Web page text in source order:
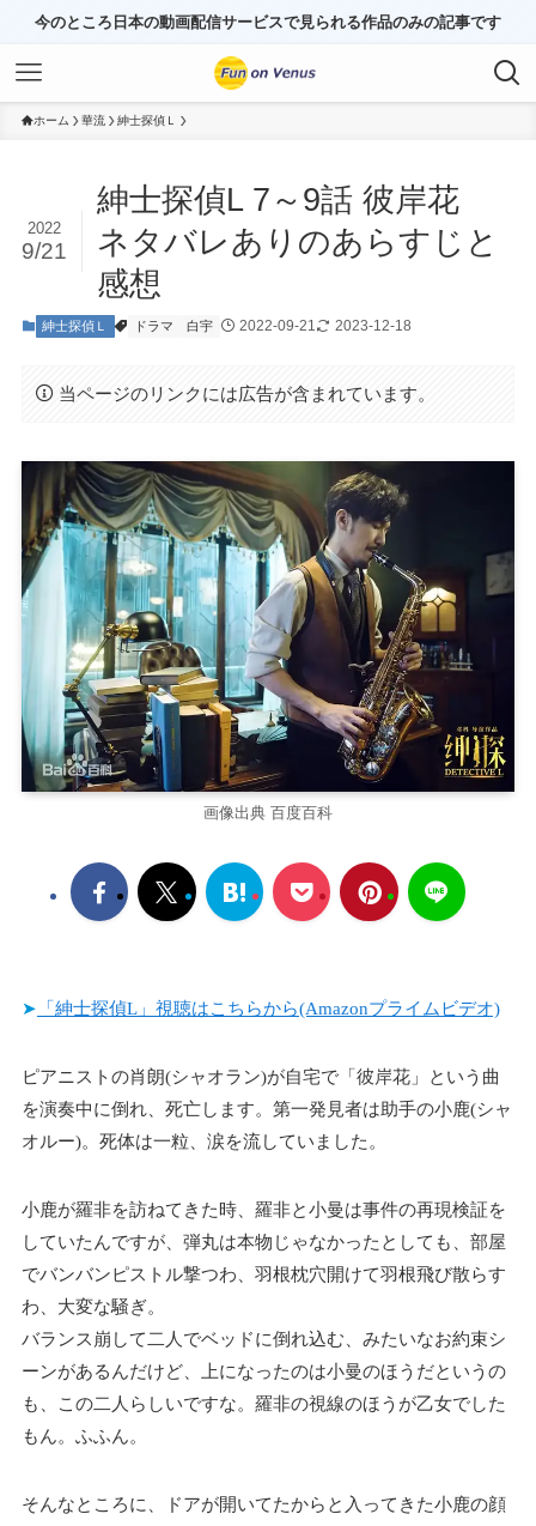
今のところ日本の動画配信サービスで見られる作品のみの記事です
ホーム 華流 紳士探偵Ｌ
紳士探偵L 7～9話 彼岸花
ネタバレありのあらすじと
感想
2022
9/21
紳士探偵Ｌ ドラマ 白宇 2022-09-21 2023-12-18
当ページのリンクには広告が含まれています。
画像出典 百度百科
➤ 「紳士探偵L」視聴はこちらから(Amazonプライムビデオ)
ピアニストの肖朗(シャオラン)が自宅で「彼岸花」という曲
を演奏中に倒れ、死亡します。第一発見者は助手の小鹿(シャ
オルー)。死体は一粒、涙を流していました。
小鹿が羅非を訪ねてきた時、羅非と小曼は事件の再現検証を
していたんですが、弾丸は本物じゃなかったとしても、部屋
でバンバンピストル撃つわ、羽根枕穴開けて羽根飛び散らす
わ、大変な騒ぎ。
バランス崩して二人でベッドに倒れ込む、みたいなお約束シ
ーンがあるんだけど、上になったのは小曼のほうだというの
も、この二人らしいですな。羅非の視線のほうが乙女でした
もん。ふふん。
そんなところに、ドアが開いてたからと入ってきた小鹿の顔